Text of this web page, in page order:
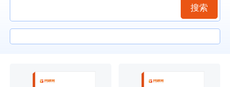
搜索